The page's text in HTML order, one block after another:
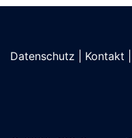
Datenschutz Kontakt